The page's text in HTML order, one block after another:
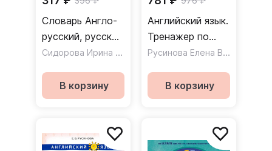
Словарь Англо-
русский, русско-
английский.
Сидорова Ирина Вадимовна
В корзину
Английский язык.
Тренажер по
чтению для
Русинова Елена Васильевна
В корзину